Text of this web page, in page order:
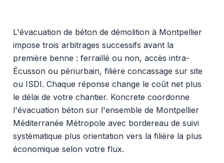
L'évacuation de béton de démolition à Montpellier
impose trois arbitrages successifs avant la
première benne : ferraillé ou non, accès intra-
Écusson ou périurbain, filière concassage sur site
ou ISDI. Chaque réponse change le coût net plus
le délai de votre chantier. Koncrete coordonne
l'évacuation béton sur l'ensemble de Montpellier
Méditerranée Métropole avec bordereau de suivi
systématique plus orientation vers la filière la plus
économique selon votre flux.